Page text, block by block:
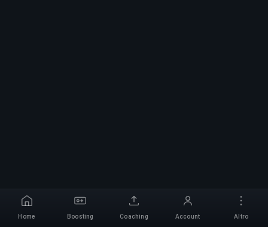
Home Boosting Coaching Account Altro